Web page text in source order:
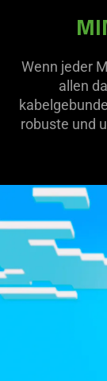
Wenn jeder
allen
robuste und